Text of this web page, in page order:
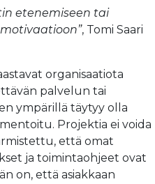
etenemiseen tai
, Tomi Saari
organisaatiota
palvelun tai
ympärillä täytyy olla
Projektia ei voida
että omat
ja toimintaohjeet ovat
on, että asiakkaan